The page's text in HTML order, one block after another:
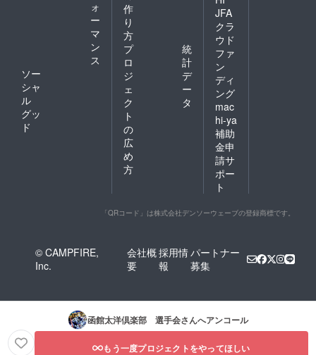
ォ
ー
マ
ン
ス
ソー
シャ
ル
グッ
ド
作
り
方
プ
ロ
ジ
ェ
ク
ト
の
広
め
方
統
計
デ
ー
タ
JFA
クラ
ウド
ファ
ン
ディ
ング
mac
hi-ya
補助
金申
請サ
ポー
ト
「QRコード」は株式会社デンソーウェーブの登録商標です。
© CAMPFIRE,
Inc.
会社概
要
採用情
報
パートナー
募集
函館太洋倶楽部 選手会さんへアンコール
もう一度プロジェクトをやってほしい